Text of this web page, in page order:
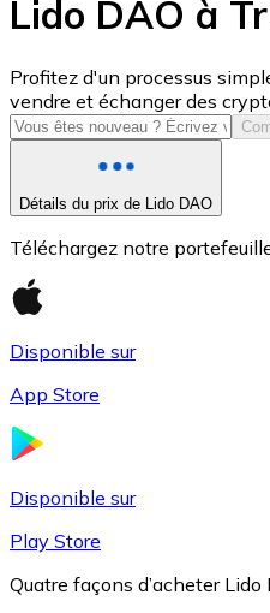
USD Coin
USDC
Lido DAO à
Profitez d'un processus
vendre et échanger des
Détails du prix de Lido DAO
Téléchargez notre
Disponible sur
App Store
Disponible sur
Play Store
Quatre façons d’acheter